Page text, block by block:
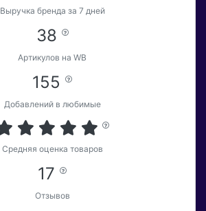
Выручка бренда за 7 дней
38
Артикулов на WB
155
Добавлений в любимые
Средняя оценка товаров
17
Отзывов